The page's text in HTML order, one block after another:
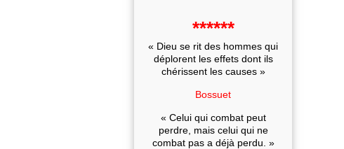
******
« Dieu se rit des hommes qui
déplorent les effets dont ils
chérissent les causes »
Bossuet
« Celui qui combat peut
perdre, mais celui qui ne
combat pas a déjà perdu. »